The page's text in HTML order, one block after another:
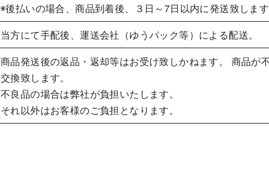
◉後払いの場合、商品到着後、３日～7日以内に発送致します
当方にて手配後、運送会社（ゆうパック等）による配送。
商品発送後の返品・返却等はお受け致しかねます。 商品が
交換致します。
不良品の場合は弊社が負担いたします。
それ以外はお客様のご負担となります。